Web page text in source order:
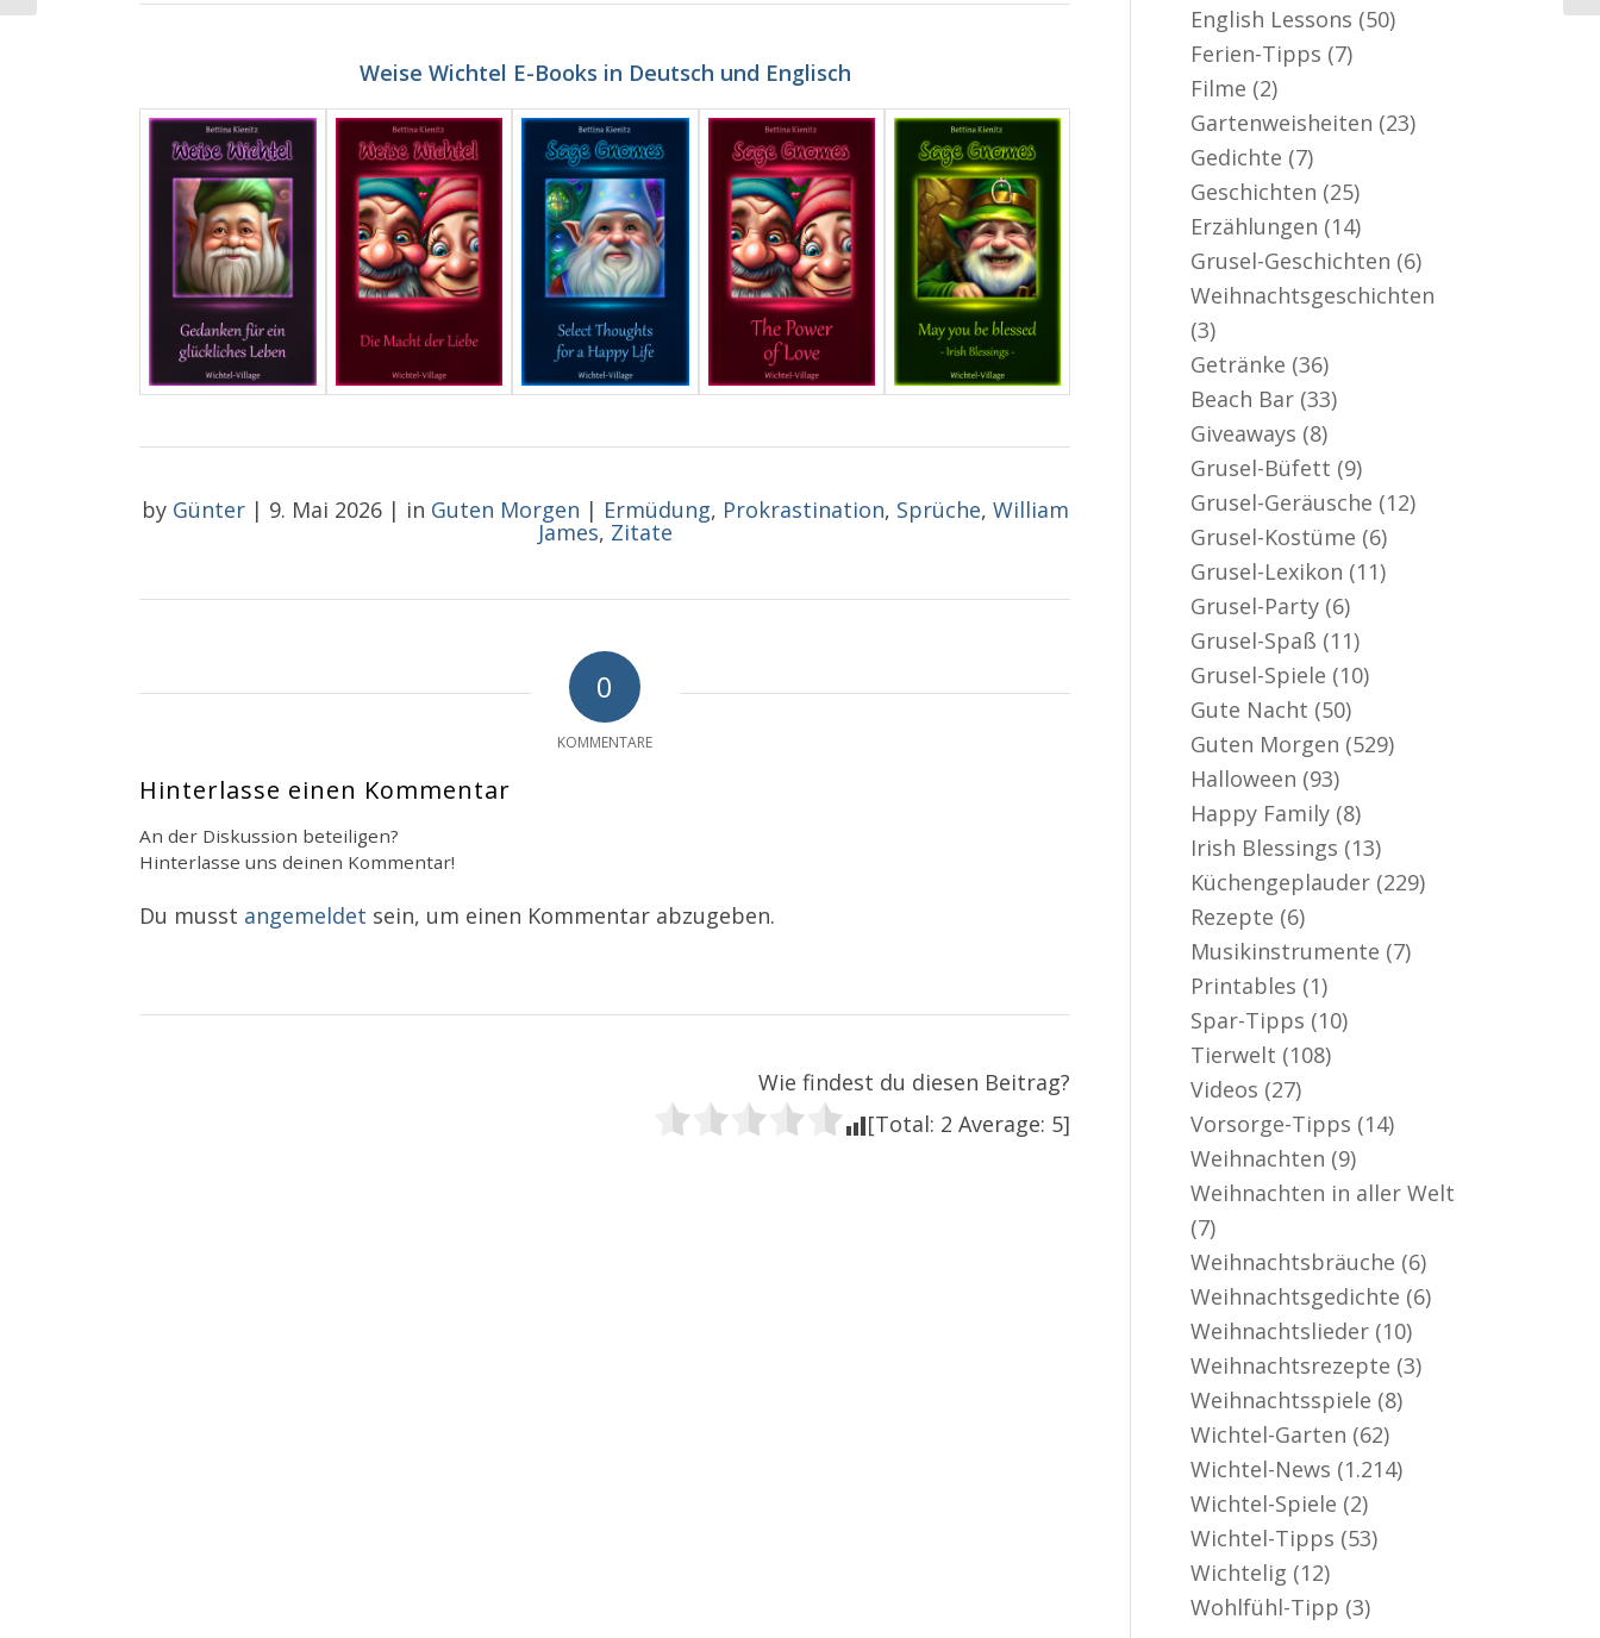
Weise Wichtel E-Books in Deutsch und Englisch
by Günter | 9. Mai 2026 | in Guten Morgen | Ermüdung, Prokrastination, Sprüche, William
James, Zitate
0
KOMMENTARE
Hinterlasse einen Kommentar
An der Diskussion beteiligen?
Hinterlasse uns deinen Kommentar!
Du musst angemeldet sein, um einen Kommentar abzugeben.
Wie findest du diesen Beitrag?
[Total: 2 Average: 5]
English Lessons (50)
Ferien-Tipps (7)
Filme (2)
Gartenweisheiten (23)
Gedichte (7)
Geschichten (25)
Erzählungen (14)
Grusel-Geschichten (6)
Weihnachtsgeschichten
(3)
Getränke (36)
Beach Bar (33)
Giveaways (8)
Grusel-Büfett (9)
Grusel-Geräusche (12)
Grusel-Kostüme (6)
Grusel-Lexikon (11)
Grusel-Party (6)
Grusel-Spaß (11)
Grusel-Spiele (10)
Gute Nacht (50)
Guten Morgen (529)
Halloween (93)
Happy Family (8)
Irish Blessings (13)
Küchengeplauder (229)
Rezepte (6)
Musikinstrumente (7)
Printables (1)
Spar-Tipps (10)
Tierwelt (108)
Videos (27)
Vorsorge-Tipps (14)
Weihnachten (9)
Weihnachten in aller Welt
(7)
Weihnachtsbräuche (6)
Weihnachtsgedichte (6)
Weihnachtslieder (10)
Weihnachtsrezepte (3)
Weihnachtsspiele (8)
Wichtel-Garten (62)
Wichtel-News (1.214)
Wichtel-Spiele (2)
Wichtel-Tipps (53)
Wichtelig (12)
Wohlfühl-Tipp (3)